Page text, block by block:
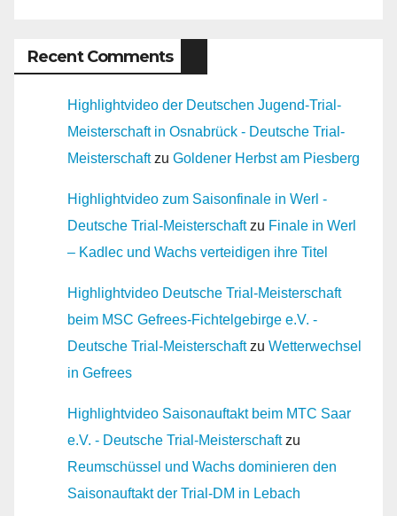
Recent Comments
Highlightvideo der Deutschen Jugend-Trial-
Meisterschaft in Osnabrück - Deutsche Trial-
Meisterschaftzu Goldener Herbst am Piesberg
Highlightvideo zum Saisonfinale in Werl -
Deutsche Trial-Meisterschaftzu Finale in Werl
– Kadlec und Wachs verteidigen ihre Titel
Highlightvideo Deutsche Trial-Meisterschaft
beim MSC Gefrees-Fichtelgebirge e.V. -
Deutsche Trial-Meisterschaftzu Wetterwechsel
in Gefrees
Highlightvideo Saisonauftakt beim MTC Saar
e.V. - Deutsche Trial-Meisterschaftzu
Reumschüssel und Wachs dominieren den
Saisonauftakt der Trial-DM in Lebach